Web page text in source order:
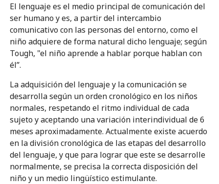
Tema 03
Orofaringe
Tema 04
Cara
Tema 05
Cuello
Tema 06
Otros
El paciente que ronca
El lenguaje es el medio principal de comunicación del
ser humano y es, a partir del intercambio
comunicativo con las personas del entorno, como el
niño adquiere de forma natural dicho lenguaje; según
Tough, "el niño aprende a hablar porque hablan con
él”.
La adquisición del lenguaje y la comunicación se
desarrolla según un orden cronológico en los niños
normales, respetando el ritmo individual de cada
sujeto y aceptando una variación interindividual de 6
meses aproximadamente. Actualmente existe acuerdo
en la división cronológica de las etapas del desarrollo
del lenguaje, y que para lograr que este se desarrolle
normalmente, se precisa la correcta disposición del
niño y un medio lingüístico estimulante.